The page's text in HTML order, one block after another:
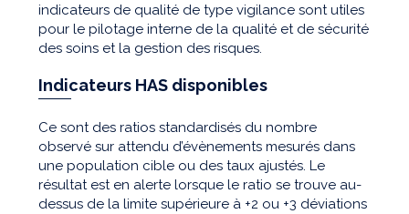
indicateurs de qualité de type vigilance sont utiles
pour le pilotage interne de la qualité et de sécurité
des soins et la gestion des risques.
Indicateurs HAS disponibles
Ce sont des ratios standardisés du nombre
observé sur attendu d’évènements mesurés dans
une population cible ou des taux ajustés. Le
résultat est en alerte lorsque le ratio se trouve au-
dessus de la limite supérieure à +2 ou +3 déviations